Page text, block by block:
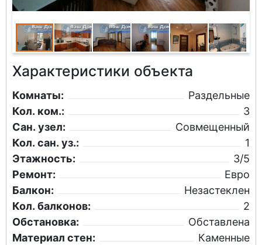
Характеристики объекта
Комнаты:
Раздельные
Кол. ком.:
3
Сан. узел:
Совмещенный
Кол. сан. уз.:
1
Этажность:
3/5
Ремонт:
Евро
Балкон:
Незастеклен
Кол. балконов:
2
Обстановка:
Обставлена
Материал стен:
Каменные